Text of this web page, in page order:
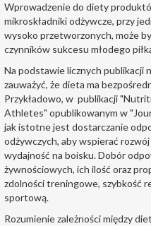
Wprowadzenie do diety
mikroskładniki odżywcze, przy
wysoko przetworzonych, może
czynników sukcesu młodego
Na podstawie licznych publikacji
zauważyć, że dieta ma
Przykładowo, w publikacji
Athletes" opublikowanym w
jak istotne jest dostarczanie
odżywczych, aby wspierać
wydajność na boisku. Dobór
żywnościowych, ich ilość oraz
zdolności treningowe, szybkość
sportową.
Rozumienie zależności między